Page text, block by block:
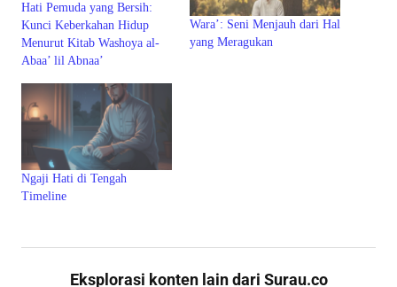
Hati Pemuda yang Bersih:
Kunci Keberkahan Hidup
Menurut Kitab Washoya al-
Abaa’ lil Abnaa’
Wara’: Seni Menjauh dari Hal
yang Meragukan
Ngaji Hati di Tengah
Timeline
Eksplorasi konten lain dari Surau.co